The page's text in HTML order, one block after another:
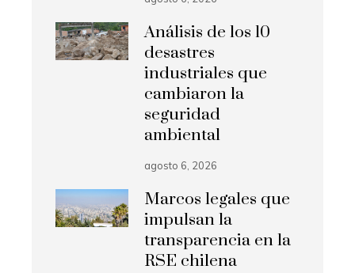
Análisis de los 10
desastres
industriales que
cambiaron la
seguridad
ambiental
agosto 6, 2026
Marcos legales que
impulsan la
transparencia en la
RSE chilena